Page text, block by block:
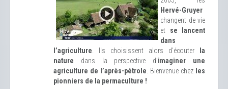
Hervé-Gruyer
changent de vie
et se lancent
dans
l’agriculture . Ils choisissent alors d’écouter
la
nature dans la perspective d’imaginer une
agriculture de l’après-pétrole . Bienvenue chez les
pionniers de la permaculture !